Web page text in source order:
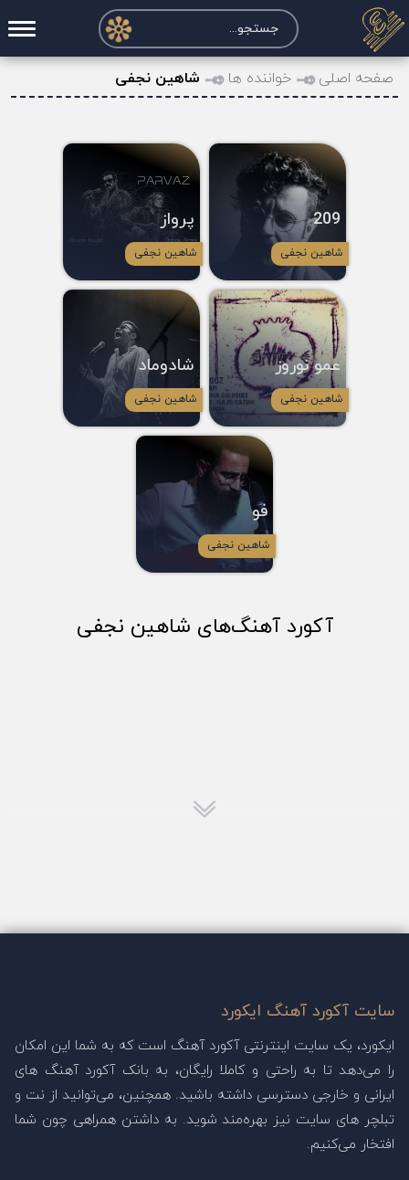
صفحه اصلی
نت و تبلچر
تماس با ما
حساب کاربری
صفحه اصلی خواننده ها شاهین نجفی
209
شاهین نجفی
پرواز
شاهین نجفی
عمو نوروز
شاهین نجفی
شادوماد
شاهین نجفی
فو
شاهین نجفی
آکورد آهنگ‌های شاهین نجفی
سایت آکورد آهنگ ایکورد
ایکورد، یک سایت اینترنتی آکورد آهنگ است که به شما این امکان
را می‌دهد تا به راحتی و کاملا رایگان، به بانک آکورد آهنگ های
ایرانی و خارجی دسترسی داشته باشید. همچنین، می‌توانید از نت و
تبلچر های سایت نیز بهره‌مند شوید. به داشتن همراهی چون شما
افتخار می‌کنیم.